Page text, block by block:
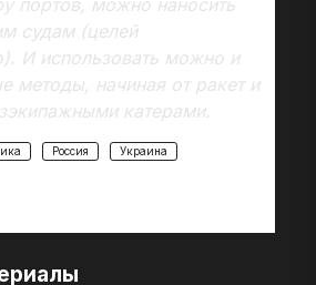
судам (целей
И использовать можно и
методы, начиная от ракет и
катерами.
Россия Украина